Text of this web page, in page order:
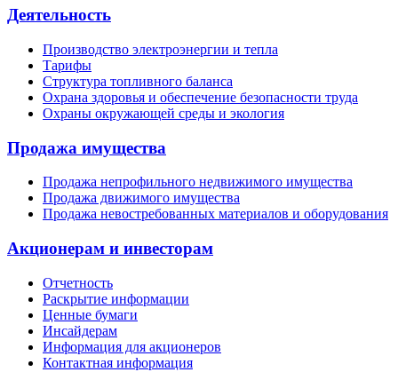
Деятельность
Производство электроэнергии и тепла
Тарифы
Структура топливного баланса
Охрана здоровья и обеспечение безопасности труда
Охраны окружающей среды и экология
Продажа имущества
Продажа непрофильного недвижимого имущества
Продажа движимого имущества
Продажа невостребованных материалов и оборудования
Акционерам и инвесторам
Отчетность
Раскрытие информации
Ценные бумаги
Инсайдерам
Информация для акционеров
Контактная информация